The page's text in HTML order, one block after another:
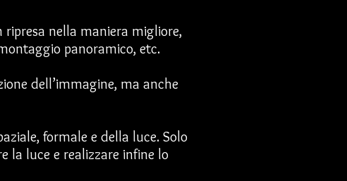
ripresa nella maniera migliore,
panoramico, etc.
dell’immagine, ma anche
formale e della luce. Solo
la luce e realizzare infine lo